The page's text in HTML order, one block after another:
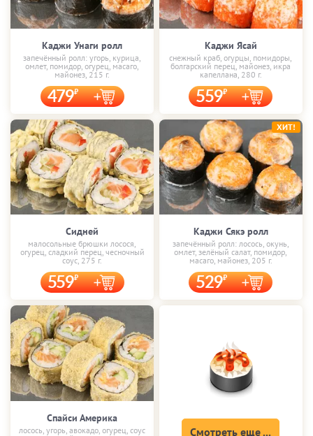
Каджи Унаги ролл
запечённый ролл: угорь, курица,
омлет, помидор, огурец, масаго,
майонез, 215 г.
479
Каджи Ясай
снежный краб, огурцы, помидоры,
болгарский перец, майонез, икра
капеллана, 280 г.
559
Сидней
малосольные брюшки лосося,
огурец, сладкий перец, чесночный
соус, 275 г.
559
Каджи Сякэ ролл
запечённый ролл: лосось, окунь,
омлет, зелёный салат, помидор,
масаго, майонез, 205 г.
529
ХИТ!
Спайси Америка
лосось, угорь, авокадо, огурец, соус
Смотреть еще ...